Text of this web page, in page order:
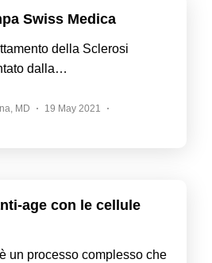
Swiss Medica
della Sclerosi
dalla…
MD
19 May 2021
age con le cellule
un processo complesso che